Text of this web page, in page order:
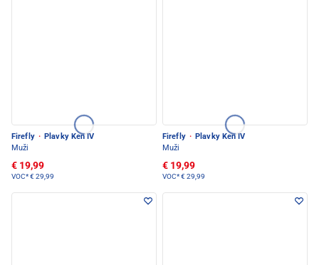
Firefly · Plavky Ken IV
Muži
€ 19,99
VOC*€ 29,99
Firefly · Plavky Ken IV
Muži
€ 19,99
VOC*€ 29,99